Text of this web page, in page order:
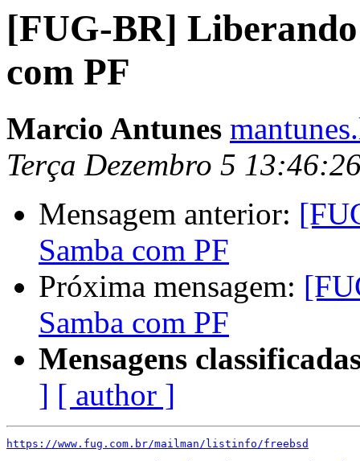
[FUG-BR]
com PF
Marcio Antunes
Terça Dezembro 5
Mensagem anterior:
Samba com PF
Próxima mensagem:
Samba com PF
Mensagens
] [ author ]
https://www.fug.com.br/mailman/listinfo/freebsd